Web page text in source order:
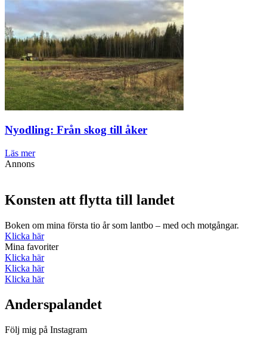
Nyodling: Från skog till åker
Läs mer
Annons
Konsten att flytta till landet
Boken om mina första tio år som lantbo – med och motgångar.
Klicka här
Mina favoriter
Klicka här
Klicka här
Klicka här
Anderspalandet
Följ mig på Instagram